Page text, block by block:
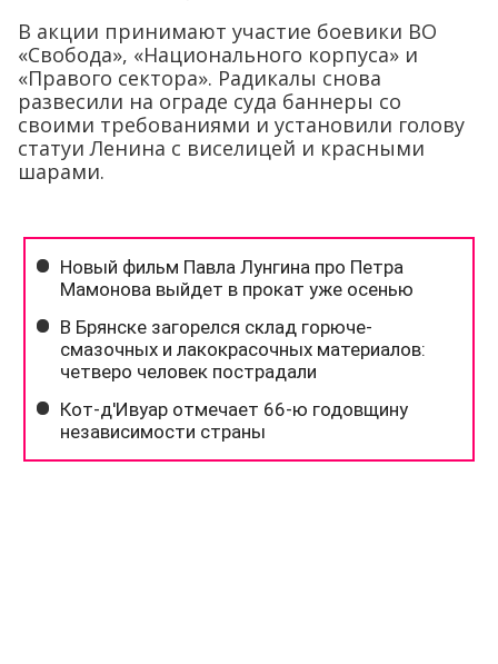
В акции принимают участие боевики ВО
«Свобода», «Национального корпуса» и
«Правого сектора». Радикалы снова
развесили на ограде суда баннеры со
своими требованиями и установили голову
статуи Ленина с виселицей и красными
шарами.